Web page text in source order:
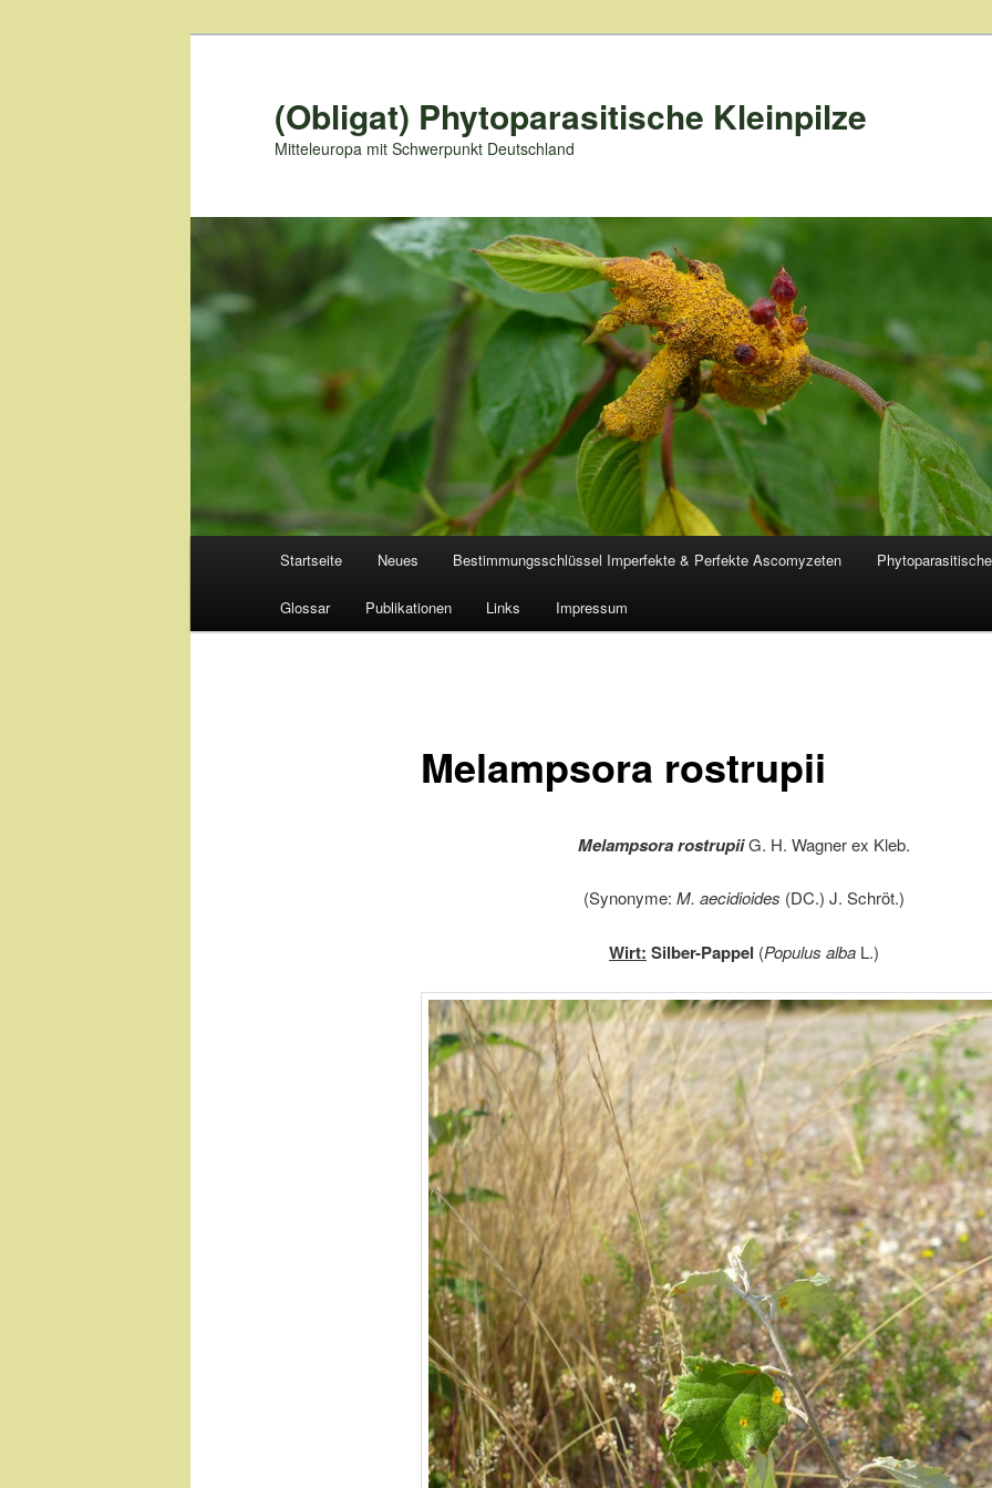
(Obligat) Phytoparasitische Kleinpilze
Mitteleuropa mit Schwerpunkt Deutschland
Startseite Neues Bestimmungsschlüssel Imperfekte & Perfekte Ascomyzeten
Glossar Publikationen Links Impressum
Melampsora rostrupii
Melampsora rostrupiiG. H. Wagner ex Kleb.
(Synonyme: M. aecidioides (DC.) J. Schröt.)
Wirt: Silber-Pappel (Populus albaL.)